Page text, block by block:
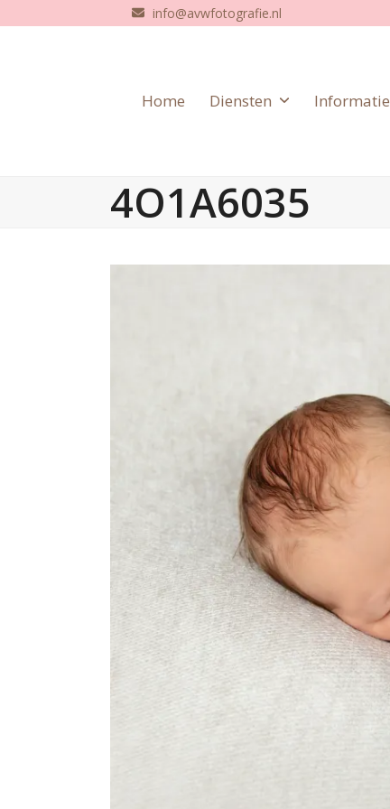
to
info@avwfotografie.nl
Home Diensten Informatie
4O1A6035